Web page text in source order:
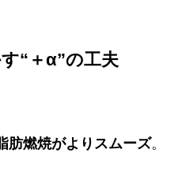
“＋α”の工夫
肪燃焼がよりスムーズ。